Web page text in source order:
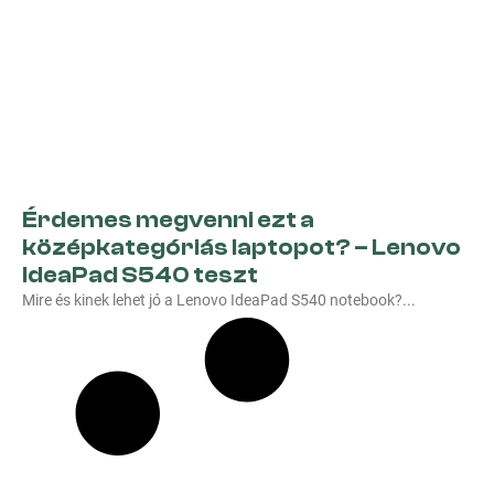
Érdemes megvenni ezt a
középkategóriás laptopot? – Lenovo
IdeaPad S540 teszt
Mire és kinek lehet jó a Lenovo IdeaPad S540 notebook?